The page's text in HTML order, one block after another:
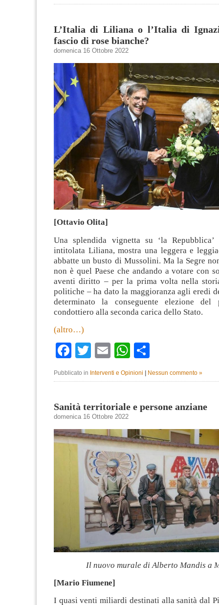
L’Italia di Liliana o l’Italia di
fascio di rose bianche?
domenica 16 Ottobre 2022
[Ottavio Olita]
Una splendida vignetta su ‘la
intitolata Liliana, mostra una leggera e
abbatte un busto di Mussolini. Ma la Segre
non è quel Paese che andando a votare con
aventi diritto – per la prima volta nella
politiche – ha dato la maggioranza agli eredi
determinato la conseguente elezione del
condottiero alla seconda carica dello Stato.
(altro…)
Facebook
TwitterEmailWhatsApp
Pubblicato in Interventi e Opinioni Nessun commento »
Sanità territoriale e persone anziane
domenica 16 Ottobre 2022
Il nuovo murale di Alberto Mandis a
[Mario Fiumene]
I quasi venti miliardi destinati alla sanità dal